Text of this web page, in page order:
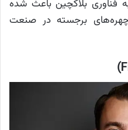
فناوری بلاکچین باعث شده
برجسته در صنعت